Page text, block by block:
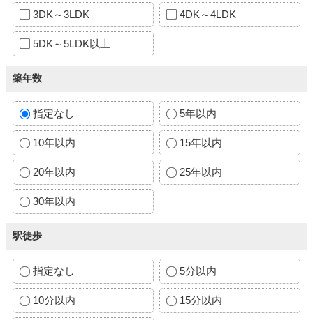
3DK～3LDK 4DK～4LDK
5DK～5LDK以上
築年数
指定なし 5年以内
10年以内 15年以内
20年以内 25年以内
30年以内
駅徒歩
指定なし 5分以内
10分以内 15分以内